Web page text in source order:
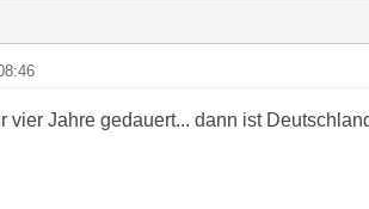
vier Jahre gedauert... dann ist